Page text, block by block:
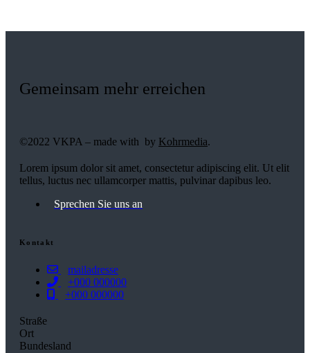
Gemeinsam mehr erreichen
©2022 VKPA – made with by Kohrmedia.
Lorem ipsum dolor sit amet, consectetur adipiscing elit. Ut elit
tellus, luctus nec ullamcorper mattis, pulvinar dapibus leo.
Sprechen Sie uns an
Kontakt
mailadresse
+000 000000
+000 000000
Straße
Ort
Bundesland